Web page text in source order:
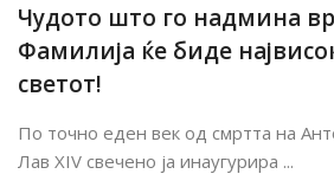
Чудото што го надмина
Фамилија ќе биде
светот!
По точно еден век од смртта на
Лав XIV свечено ја инаугурира ...